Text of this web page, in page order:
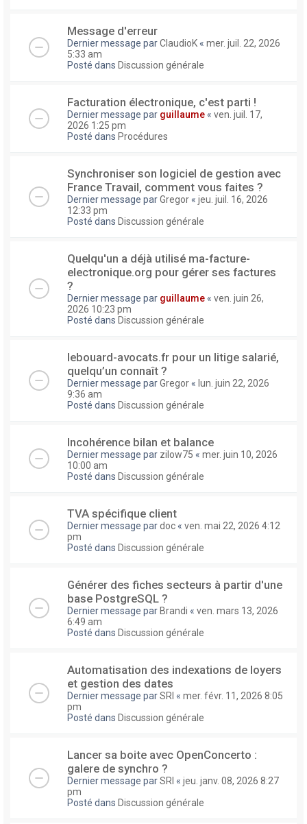
Message d'erreur
Dernier message parClaudioK « mer. juil. 22, 2026
5:33 am
Posté dans Discussion générale
Facturation électronique, c'est parti !
Dernier message par guillaume « ven. juil. 17,
2026 1:25 pm
Posté dans Procédures
Synchroniser son logiciel de gestion avec
France Travail, comment vous faites ?
Dernier message parGregor « jeu. juil. 16, 2026
12:33 pm
Posté dans Discussion générale
Quelqu'un a déjà utilisé ma-facture-
electronique.org pour gérer ses factures
?
Dernier message par guillaume « ven. juin 26,
2026 10:23 pm
Posté dans Discussion générale
lebouard-avocats.fr pour un litige salarié,
quelqu’un connaît ?
Dernier message parGregor « lun. juin 22, 2026
9:36 am
Posté dans Discussion générale
Incohérence bilan et balance
Dernier message par zilow75 « mer. juin 10, 2026
10:00 am
Posté dans Discussion générale
TVA spécifique client
Dernier message pardoc « ven. mai 22, 2026 4:12
pm
Posté dans Discussion générale
Générer des fiches secteurs à partir d'une
base PostgreSQL ?
Dernier message par Brandi « ven. mars 13, 2026
6:49 am
Posté dans Discussion générale
Automatisation des indexations de loyers
et gestion des dates
Dernier message parSRI « mer. févr. 11, 2026 8:05
pm
Posté dans Discussion générale
Lancer sa boite avec OpenConcerto :
galere de synchro ?
Dernier message parSRI « jeu. janv. 08, 2026 8:27
pm
Posté dans Discussion générale